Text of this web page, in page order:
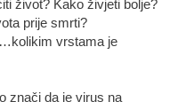
život? Kako živjeti bolje?
prije smrti?
vrstama je
znači da je virus na